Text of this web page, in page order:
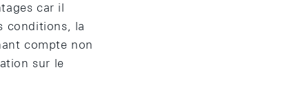
car il
conditions, la
compte non
sur le